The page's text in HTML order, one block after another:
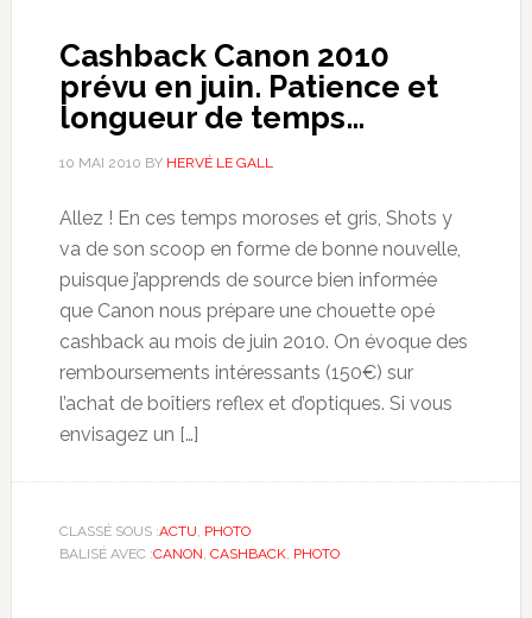
Cashback Canon 2010
prévu en juin. Patience et
longueur de temps…
10 MAI 2010 BY HERVÉ LE GALL
Allez ! En ces temps moroses et gris, Shots y
va de son scoop en forme de bonne nouvelle,
puisque j’apprends de source bien informée
que Canon nous prépare une chouette opé
cashback au mois de juin 2010. On évoque des
remboursements intéressants (150€) sur
l’achat de boîtiers reflex et d’optiques. Si vous
envisagez un […]
CLASSÉ SOUS :ACTU PHOTO
BALISÉ AVEC :CANON CASHBACK, PHOTO